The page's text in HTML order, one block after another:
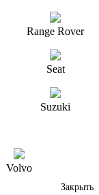
Range Rover
Seat
Suzuki
Volvo
Закрыть